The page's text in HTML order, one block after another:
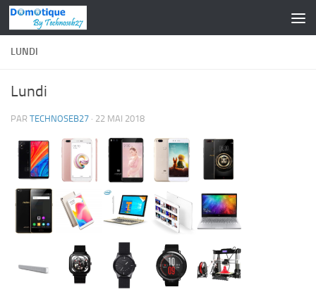
Skip to content
LUNDI
Lundi
PAR TECHNOSEB27 · 22 MAI 2018